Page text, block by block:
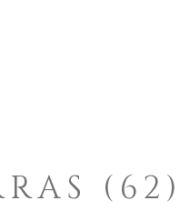
(62)